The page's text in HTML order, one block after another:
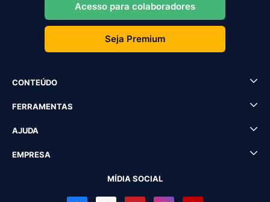
Acesso para colaboradores
Seja Premium
CONTEÚDO
FERRAMENTAS
AJUDA
EMPRESA
MÍDIA SOCIAL